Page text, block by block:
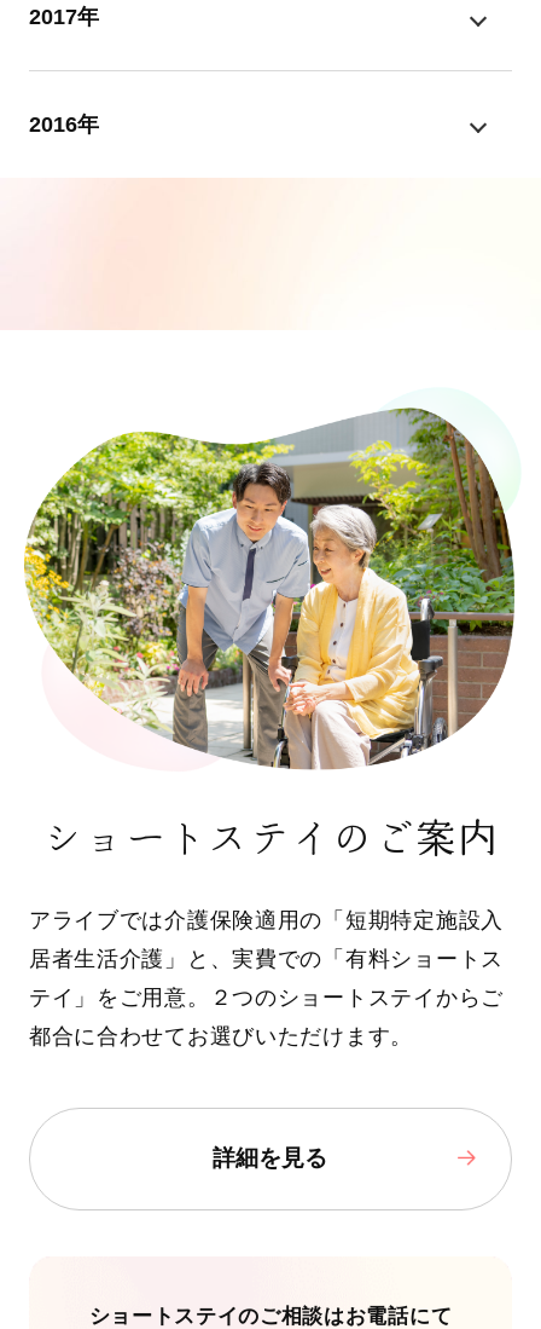
2017年
2016年
ショートステイのご案内
アライブでは介護保険適用の「短期特定施設入
居者生活介護」と、実費での「有料ショートス
テイ」をご用意。２つのショートステイからご
都合に合わせてお選びいただけます。
詳細を見る
ショートステイのご相談はお電話にて